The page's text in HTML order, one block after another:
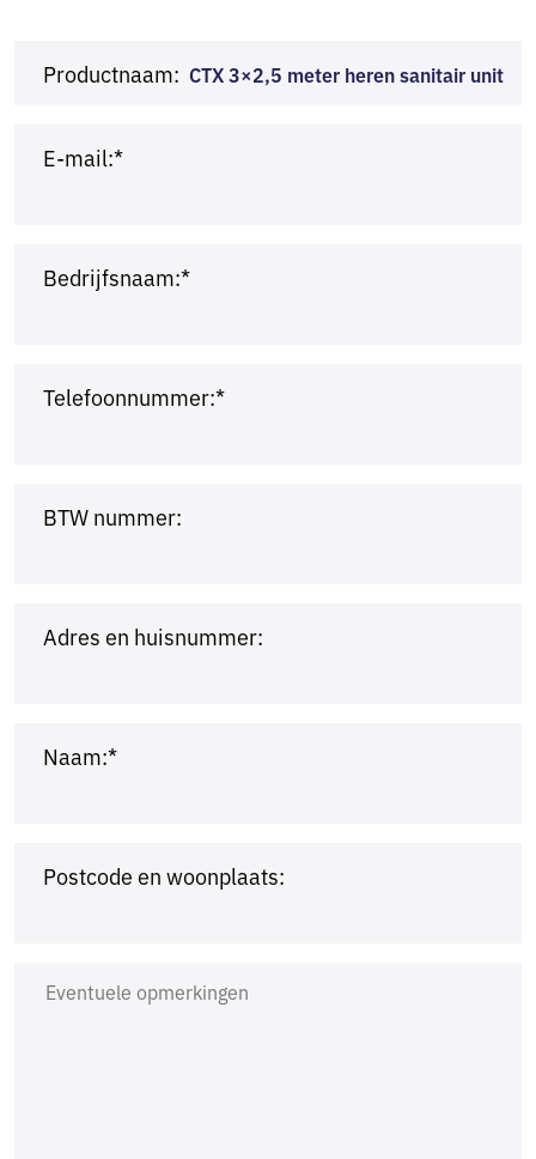
Productnaam: CTX 3×2,5 meter heren sanitair unit
E-mail:*
Bedrijfsnaam:*
Telefoonnummer:*
BTW nummer:
Adres en huisnummer:
Naam:*
Postcode en woonplaats: